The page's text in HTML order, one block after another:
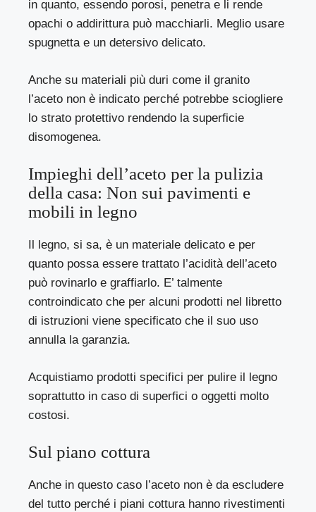
in quanto, essendo porosi, penetra e li rende
opachi o addirittura può macchiarli. Meglio usare
spugnetta e un detersivo delicato.
Anche su materiali più duri come il granito
l’aceto non è indicato perché potrebbe sciogliere
lo strato protettivo rendendo la superficie
disomogenea.
Impieghi dell’aceto per la pulizia
della casa: Non sui pavimenti e
mobili in legno
Il legno, si sa, è un materiale delicato e per
quanto possa essere trattato l’acidità dell’aceto
può rovinarlo e graffiarlo. E’ talmente
controindicato che per alcuni prodotti nel libretto
di istruzioni viene specificato che il suo uso
annulla la garanzia.
Acquistiamo prodotti specifici per pulire il legno
soprattutto in caso di superfici o oggetti molto
costosi.
Sul piano cottura
Anche in questo caso l’aceto non è da escludere
del tutto perché i piani cottura hanno rivestimenti